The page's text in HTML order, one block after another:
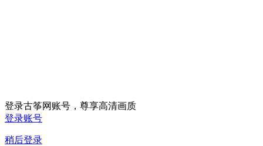
登录古筝网账号，尊享高清画质
登录账号
稍后登录